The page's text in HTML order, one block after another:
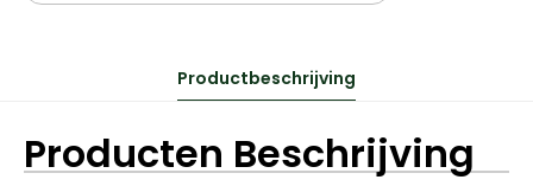
Productbeschrijving
Producten Beschrijving